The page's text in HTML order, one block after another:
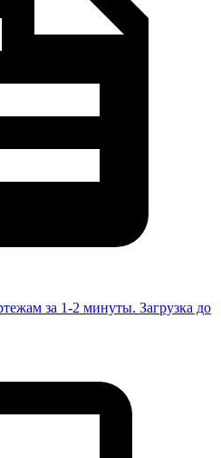
за 1-2 минуты. Загрузка до